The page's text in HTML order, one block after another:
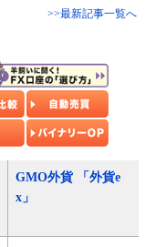
>>最新記事一覧へ
GMO外貨 「外貨e
x」